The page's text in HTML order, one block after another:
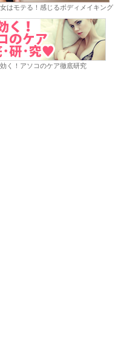
はモテる！感じるボディメイキング
く！アソコのケア徹底研究